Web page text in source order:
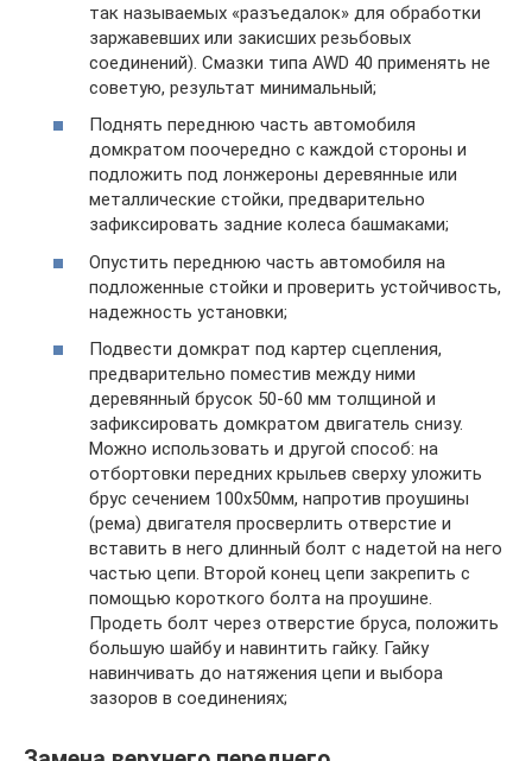
так называемых «разъедалок» для обработки
заржавевших или закисших резьбовых
соединений). Смазки типа AWD 40 применять не
советую, результат минимальный;
Поднять переднюю часть автомобиля
домкратом поочередно с каждой стороны и
подложить под лонжероны деревянные или
металлические стойки, предварительно
зафиксировать задние колеса башмаками;
Опустить переднюю часть автомобиля на
подложенные стойки и проверить устойчивость,
надежность установки;
Подвести домкрат под картер сцепления,
предварительно поместив между ними
деревянный брусок 50-60 мм толщиной и
зафиксировать домкратом двигатель снизу.
Можно использовать и другой способ: на
отбортовки передних крыльев сверху уложить
брус сечением 100х50мм, напротив проушины
(рема) двигателя просверлить отверстие и
вставить в него длинный болт с надетой на него
частью цепи. Второй конец цепи закрепить с
помощью короткого болта на проушине.
Продеть болт через отверстие бруса, положить
большую шайбу и навинтить гайку. Гайку
навинчивать до натяжения цепи и выбора
зазоров в соединениях;